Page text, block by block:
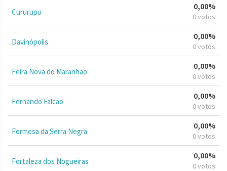
Cururupu
0,00%
0 votos
Davinópolis
0,00%
0 votos
Feira Nova do Maranhão
0,00%
0 votos
Fernando Falcão
0,00%
0 votos
Formosa da Serra Negra
0,00%
0 votos
Fortaleza dos Nogueiras
0,00%
0 votos